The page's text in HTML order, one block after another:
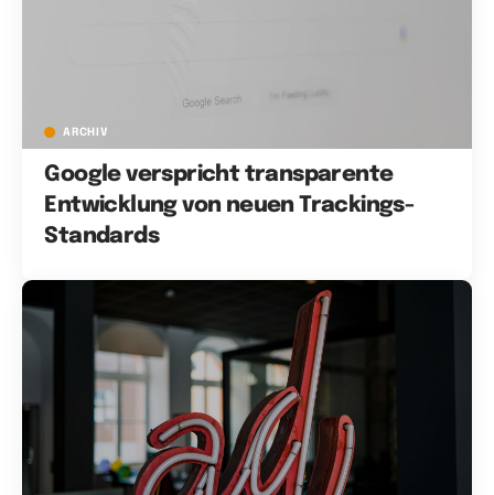
ARCHIV
Google verspricht transparente
Entwicklung von neuen Trackings-
Standards